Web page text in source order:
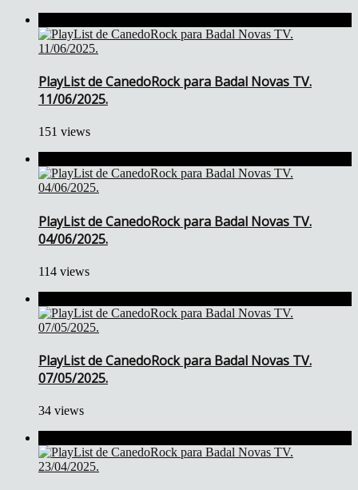
PlayList de CanedoRock para Badal Novas TV.
11/06/2025.
151 views
PlayList de CanedoRock para Badal Novas TV.
04/06/2025.
114 views
PlayList de CanedoRock para Badal Novas TV.
07/05/2025.
34 views